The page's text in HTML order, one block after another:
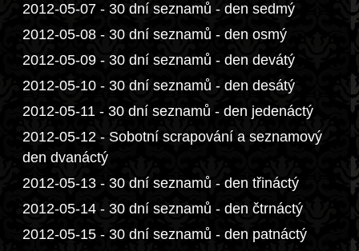
2012-05-07 - 30 dní seznamů - den sedmý
2012-05-08 - 30 dní seznamů - den osmý
2012-05-09 - 30 dní seznamů - den devátý
2012-05-10 - 30 dní seznamů - den desátý
2012-05-11 - 30 dní seznamů - den jedenáctý
2012-05-12 - Sobotní scrapování a seznamový
den dvanáctý
2012-05-13 - 30 dní seznamů - den třináctý
2012-05-14 - 30 dní seznamů - den čtrnáctý
2012-05-15 - 30 dní seznamů - den patnáctý